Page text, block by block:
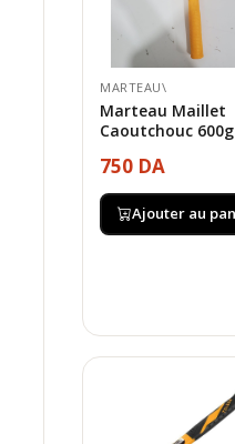
MARTEAU\
Marteau Maillet
Caoutchouc 600g
750 DA
Ajouter au